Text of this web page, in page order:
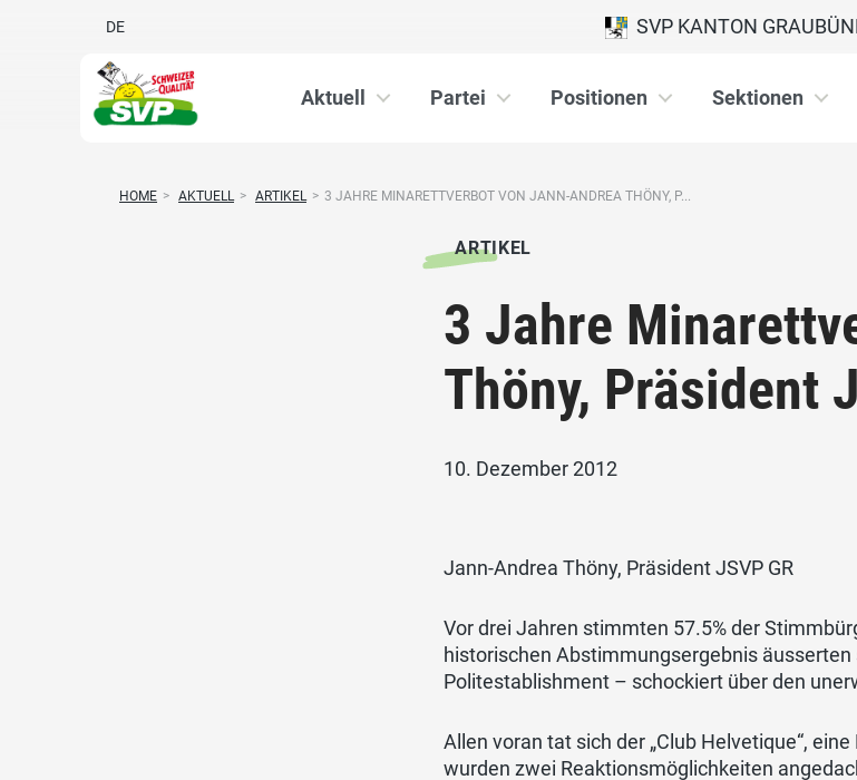
DE SVP KANTON
Aktuell Partei Positionen Sektionen
HOME > AKTUELL > ARTIKEL > 3 JAHRE MINARETTVERBOT VON JANN-ANDREA THÖNY, P...
ARTIKEL
3 Jahre
Thöny, Präsident
10. Dezember 2012
Jann-Andrea Thöny, Präsident JSVP GR
Vor drei Jahren stimmten 57.5% der
historischen Abstimmungsergebnis
Politestablishment – schockiert über den
Allen voran tat sich der „Club Helvetique“,
wurden zwei Reaktionsmöglichkeiten